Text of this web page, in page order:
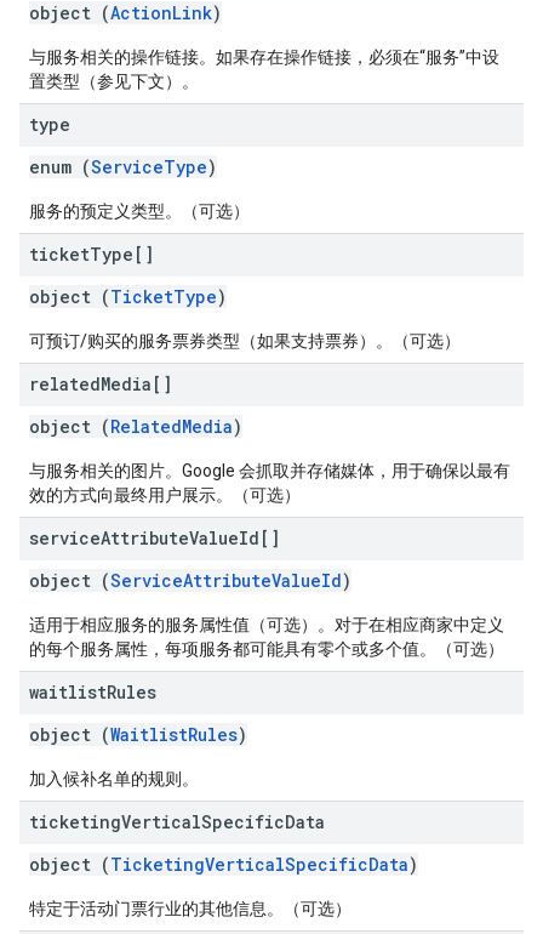
object (ActionLink)
与服务相关的操作链接。如果存在操作链接，必须在“服务”中设
置类型（参见下文）。
type
enum (ServiceType)
服务的预定义类型。（可选）
ticketType[]
object (TicketType)
可预订/购买的服务票券类型（如果支持票券）。（可选）
relatedMedia[]
object (RelatedMedia)
与服务相关的图片。Google 会抓取并存储媒体，用于确保以最有
效的方式向最终用户展示。（可选）
serviceAttributeValueId[]
object (ServiceAttributeValueId)
适用于相应服务的服务属性值（可选）。对于在相应商家中定义
的每个服务属性，每项服务都可能具有零个或多个值。（可选）
waitlistRules
object (WaitlistRules)
加入候补名单的规则。
ticketingVerticalSpecificData
object (TicketingVerticalSpecificData)
特定于活动门票行业的其他信息。（可选）